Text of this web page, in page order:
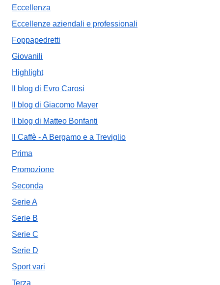
Eccellenza
Eccellenze aziendali e professionali
Foppapedretti
Giovanili
Highlight
Il blog di Evro Carosi
Il blog di Giacomo Mayer
Il blog di Matteo Bonfanti
Il Caffè - A Bergamo e a Treviglio
Prima
Promozione
Seconda
Serie A
Serie B
Serie C
Serie D
Sport vari
Terza